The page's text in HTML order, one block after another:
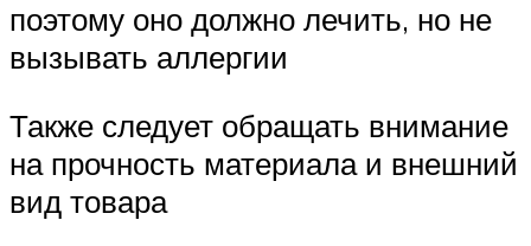
поэтому оно должно лечить, но не
вызывать аллергии
Также следует обращать внимание
на прочность материала и внешний
вид товара